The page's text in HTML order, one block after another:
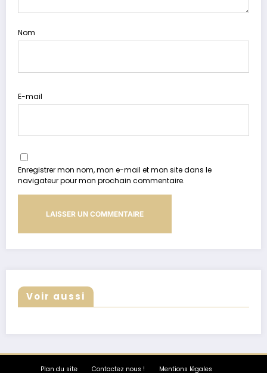
Nom
E-mail
Enregistrer mon nom, mon e-mail et mon site dans le
navigateur pour mon prochain commentaire.
Voir aussi
Plan du site Contactez nous ! Mentions légales